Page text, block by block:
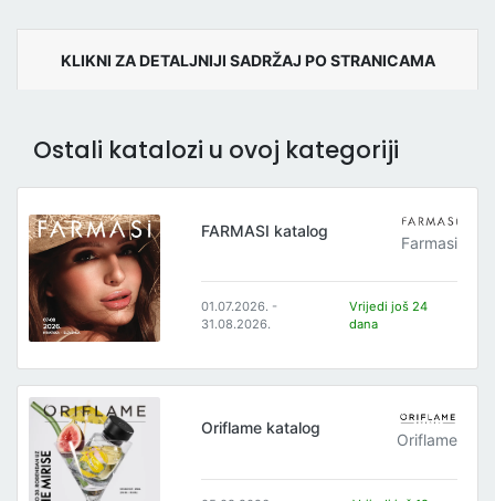
KLIKNI ZA DETALJNIJI SADRŽAJ PO STRANICAMA
Ostali katalozi u ovoj kategoriji
FARMASI katalog
Farmasi
01.07.2026. -
31.08.2026.
Vrijedi još 24
dana
Oriflame katalog
Oriflame